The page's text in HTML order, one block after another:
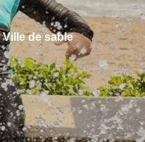
Ville de sable